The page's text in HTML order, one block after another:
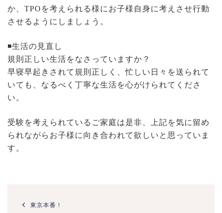
か、TPOを考えられる様にお子様自身に考えさせ行動
させるようにしましょう。
◾️生活の見直し
規則正しい生活をなさっていますか？
早寝早起きされて規則正しく、忙しい日々を送られて
いても、なるべく丁寧な生活を心がけられてくださ
い。
受験を考えられているご家庭は是非、上記を気に留め
られながらお子様に向き合われて欲しいと思っていま
す。
東京本番！